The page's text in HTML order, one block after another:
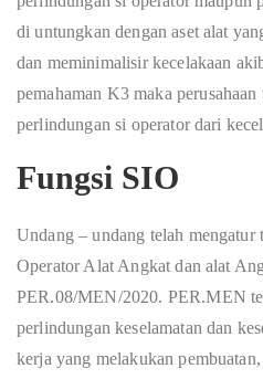
di untungkan dengan aset alat
dan meminimalisir kecelakaan
pemahaman K3 maka
perlindungan si operator dari
Fungsi SIO
Undang – undang telah
Operator Alat Angkat dan alat
PER.08/MEN/2020. PER.MEN
perlindungan keselamatan dan
kerja yang melakukan